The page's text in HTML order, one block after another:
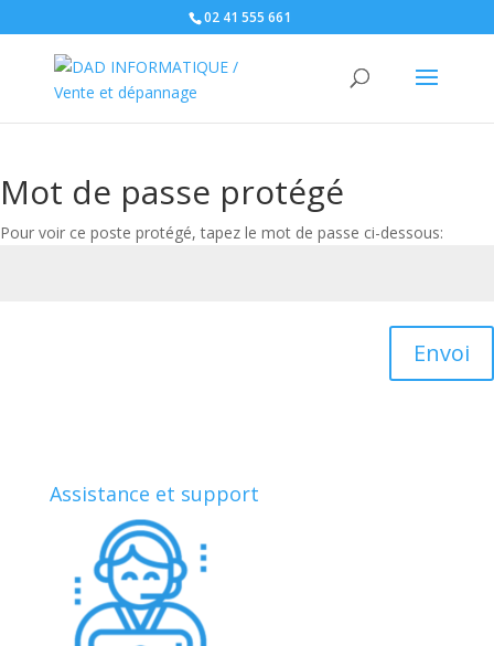
02 41 555 661
Mot de passe protégé
Pour voir ce poste protégé, tapez le mot de passe ci-dessous:
Envoi
Assistance et support